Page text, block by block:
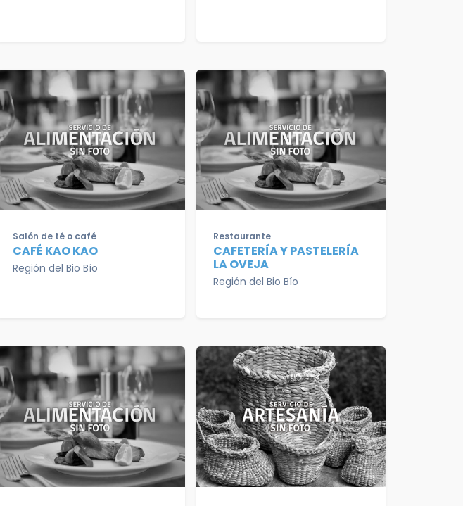
Salón de té o café
CAFÉ KAO KAO
Región del Bio Bío
Restaurante
CAFETERÍA Y PASTELERÍA
LA OVEJA
Región del Bio Bío